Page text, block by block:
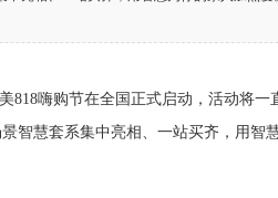
嗨购节在全国正式启动，活动将一
智慧套系集中亮相、一站买齐，用智